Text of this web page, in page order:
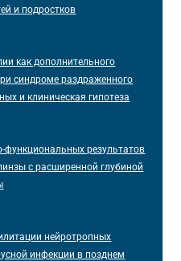
и подростков
как дополнительного
синдроме раздраженного
и клиническая гипотеза
результатов
с расширенной глубиной
нейротропных
инфекции в позднем